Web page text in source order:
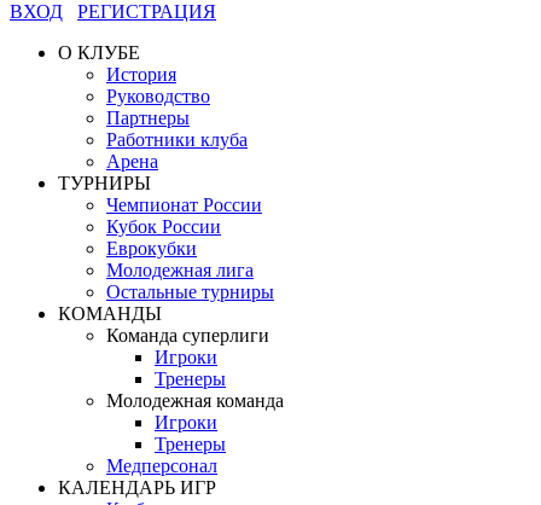
ВХОД
РЕГИСТРАЦИЯ
О КЛУБЕ
История
Руководство
Партнеры
Работники клуба
Арена
ТУРНИРЫ
Чемпионат России
Кубок России
Еврокубки
Молодежная лига
Остальные турниры
КОМАНДЫ
Команда суперлиги
Игроки
Тренеры
Молодежная команда
Игроки
Тренеры
Медперсонал
КАЛЕНДАРЬ ИГР